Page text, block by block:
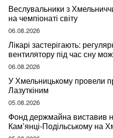
Веслувальники з
на чемпіонаті світу
06.08.2026
Лікарі застерігають:
вентилятору під час сну
ваше здоров’я
06.08.2026
У Хмельницькому провели
Лазуткіним
05.08.2026
Фонд держмайна виставив
Кам’янці-Подільському на